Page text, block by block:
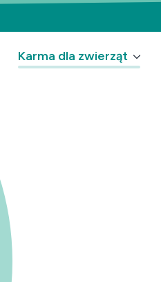
Karma dla zwierząt